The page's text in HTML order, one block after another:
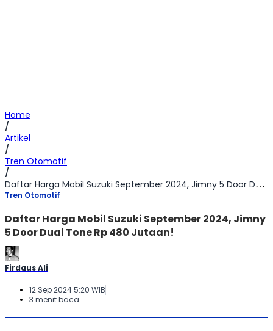
Home
/
Artikel
/
Tren Otomotif
/
Daftar Harga Mobil Suzuki September 2024, Jimny 5 Door Dual Tone Rp 480 Jutaan!
Tren Otomotif
Daftar Harga Mobil Suzuki September 2024, Jimny
5 Door Dual Tone Rp 480 Jutaan!
Firdaus Ali
12 Sep 2024 5:20 WIB
3 menit baca